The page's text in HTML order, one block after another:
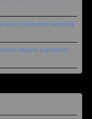
Fondo Marradi MTB
italiano marathon